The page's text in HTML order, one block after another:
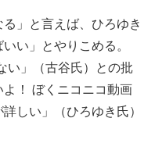
」と言えば、ひろゆき
い」とやりこめる。
い」（古谷氏）との批
！ ぼくニコニコ動画
しい」（ひろゆき氏）